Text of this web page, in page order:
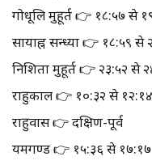
गोधूलि मुहूर्त 👉 १८:५७ से
सायाह्न सन्ध्या 👉 १८:५९ से
निशिता मुहूर्त 👉 २३:५२ से
राहुकाल 👉 १०:३२ से १२:१४
राहुवास 👉 दक्षिण-पूर्व
यमगण्ड 👉 १५:३६ से १७:१७